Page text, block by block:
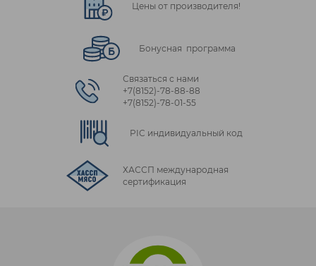
Цены от производителя!
Бонусная программа
Связаться с нами
+7(8152)‑78‑88‑88
+7(8152)‑78‑01‑55
PIC индивидуальный код
ХАССП международная
сертификация